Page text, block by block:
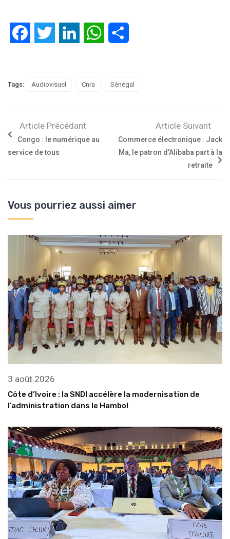
FacebookTwitter LinkedIn WhatsApp
Tags: Audiovisuel Cnra Sénégal
Article Précédant
Congo : le numérique au
service de tous
Article Suivant
Commerce électronique : Jack
Ma, le patron d’Alibaba part à la
retraite
Vous pourriez aussi aimer
3 août 2026
Côte d’Ivoire : la SNDI accélère la modernisation de
l’administration dans le Hambol